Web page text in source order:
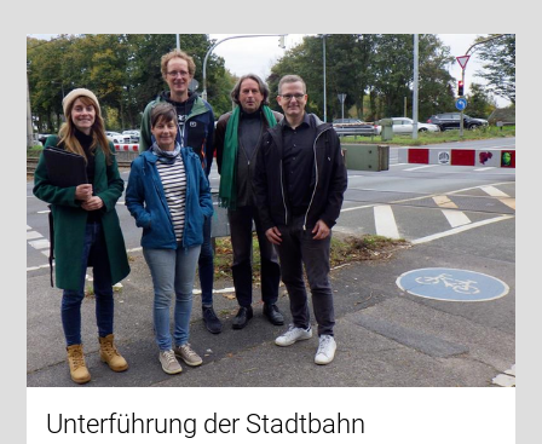
Unterführung der Stadtbahn